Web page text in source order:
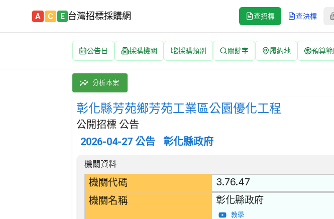
A C E 台灣招標採購網 查招標 查決標
公告日 採購機關 採購類別 關鍵字 履約地 預算範
彰化縣芳苑鄉芳苑工業區公園優化工程 招標公告 | 案號：115-162-032-
採購類別：工程類 其他土木工程 | 招標方式：公開招標 | 決標方式：最
分析本案
彰化縣芳苑鄉芳苑工業區公園優化工程
公開招標 公告
2026-04-27 公告 彰化縣政府
招標公告詳細內容
機關資料
機關代碼 3.76.47
機關名稱 彰化縣政府
教學